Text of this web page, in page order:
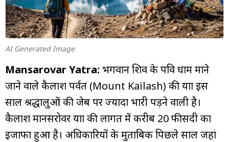
AI Generated Image
Mansarovar Yatra: भगवान शिव के पवित्र धाम माने
जाने वाले कैलाश पर्वत (Mount Kailash) की यात्रा इस
साल श्रद्धालुओं की जेब पर ज्यादा भारी पड़ने वाली है।
कैलाश मानसरोवर यात्रा की लागत में करीब 20 फीसदी का
इजाफा हुआ है। अधिकारियों के मुताबिक पिछले साल जहां